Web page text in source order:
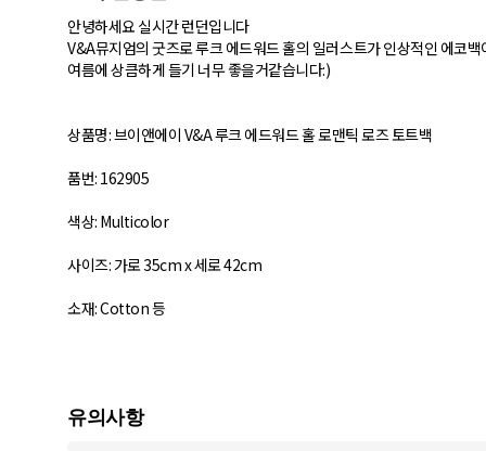
안녕하세요 실시간 런던입니다
V&A뮤지엄의 굿즈로 루크 에드워드 홀의 일러스트가 인상적인 에코백
여름에 상큼하게 들기 너무 좋을거같습니다:)
상품명: 브이앤에이 V&A 루크 에드워드 홀 로맨틱 로즈 토트백
품번: 162905
색상: Multicolor
사이즈: 가로 35cm x 세로 42cm
소재: Cotton 등
유의사항